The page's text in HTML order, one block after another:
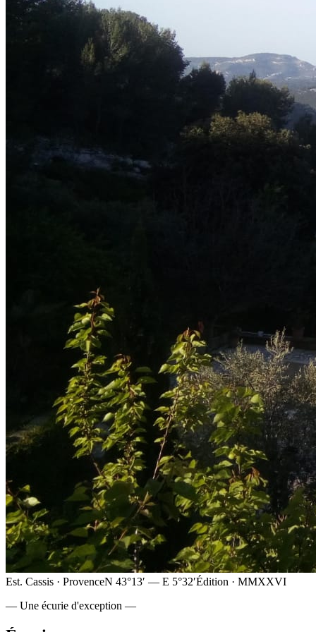
Est. Cassis · ProvenceN 43°13′ — E 5°32′Édition · MMXXVI
— Une écurie d'exception —